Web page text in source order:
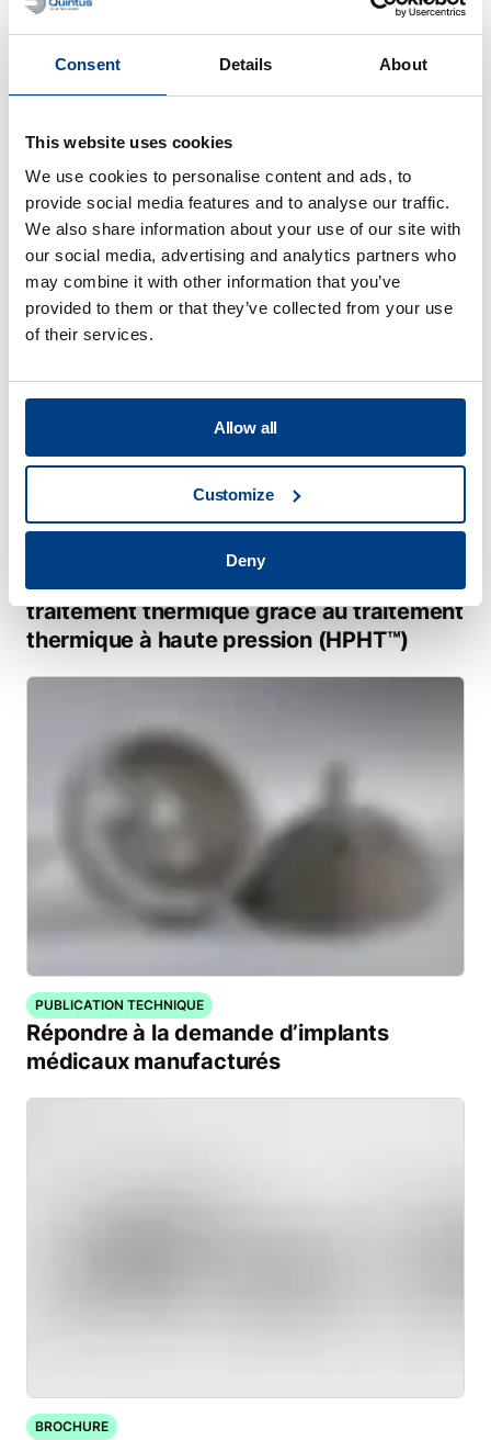
Consent Details About
This website uses cookies
We use cookies to personalise content and ads, to
provide social media features and to analyse our traffic.
We also share information about your use of our site with
our social media, advertising and analytics partners who
may combine it with other information that you’ve
provided to them or that they’ve collected from your use
of their services.
Allow all
Customize
Deny
La compaction isostatique à chaud
métallique
Réduction des déformations dues au
traitement thermique grâce au traitement
thermique à haute pression (HPHT™)
PUBLICATION TECHNIQUE
Répondre à la demande d’implants
médicaux manufacturés
BROCHURE